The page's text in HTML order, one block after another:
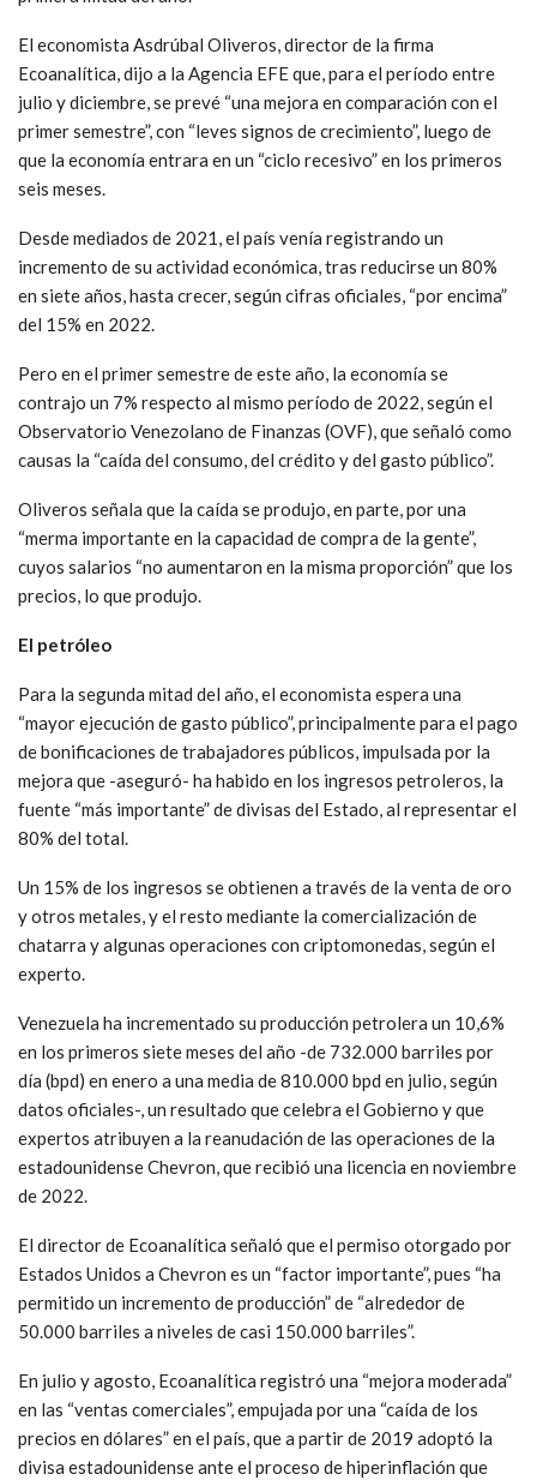
El economista Asdrúbal Oliveros, director de la firma
Ecoanalítica, dijo a la Agencia EFE que, para el período entre
julio y diciembre, se prevé “una mejora en comparación con el
primer semestre”, con “leves signos de crecimiento”, luego de
que la economía entrara en un “ciclo recesivo” en los primeros
seis meses.
Desde mediados de 2021, el país venía registrando un
incremento de su actividad económica, tras reducirse un 80%
en siete años, hasta crecer, según cifras oficiales, “por encima”
del 15% en 2022.
Pero en el primer semestre de este año, la economía se
contrajo un 7% respecto al mismo período de 2022, según el
Observatorio Venezolano de Finanzas (OVF), que señaló como
causas la “caída del consumo, del crédito y del gasto público”.
Oliveros señala que la caída se produjo, en parte, por una
“merma importante en la capacidad de compra de la gente”,
cuyos salarios “no aumentaron en la misma proporción” que los
precios, lo que produjo.
El petróleo
Para la segunda mitad del año, el economista espera una
“mayor ejecución de gasto público”, principalmente para el pago
de bonificaciones de trabajadores públicos, impulsada por la
mejora que -aseguró- ha habido en los ingresos petroleros, la
fuente “más importante” de divisas del Estado, al representar el
80% del total.
Un 15% de los ingresos se obtienen a través de la venta de oro
y otros metales, y el resto mediante la comercialización de
chatarra y algunas operaciones con criptomonedas, según el
experto.
Venezuela ha incrementado su producción petrolera un 10,6%
en los primeros siete meses del año -de 732.000 barriles por
día (bpd) en enero a una media de 810.000 bpd en julio, según
datos oficiales-, un resultado que celebra el Gobierno y que
expertos atribuyen a la reanudación de las operaciones de la
estadounidense Chevron, que recibió una licencia en noviembre
de 2022.
El director de Ecoanalítica señaló que el permiso otorgado por
Estados Unidos a Chevron es un “factor importante”, pues “ha
permitido un incremento de producción” de “alrededor de
50.000 barriles a niveles de casi 150.000 barriles”.
En julio y agosto, Ecoanalítica registró una “mejora moderada”
en las “ventas comerciales”, empujada por una “caída de los
precios en dólares” en el país, que a partir de 2019 adoptó la
divisa estadounidense ante el proceso de hiperinflación que